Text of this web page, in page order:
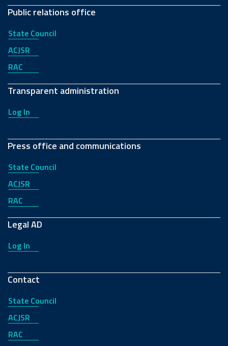
Public relations office
State Council
ACJSR
RAC
Transparent administration
Log In
Press office and communications
State Council
ACJSR
RAC
Legal AD
Log In
Contact
State Council
ACJSR
RAC